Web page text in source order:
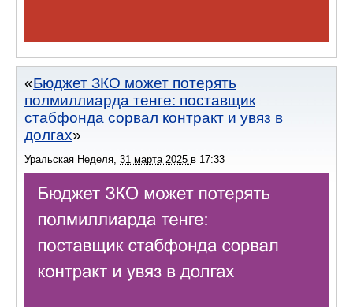
Бюджет ЗКО может потерять
полмиллиарда тенге: поставщик
стабфонда сорвал контракт и увяз в
долгах
Уральская Неделя 31 марта 2025 в 17:33